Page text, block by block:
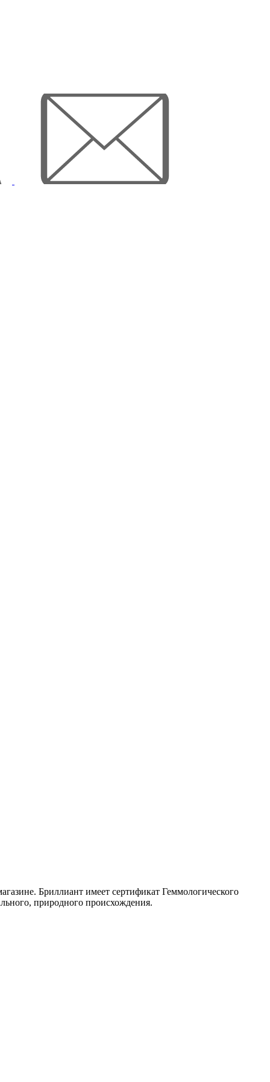
Бриллиант имеет сертификат Геммологического
природного происхождения.